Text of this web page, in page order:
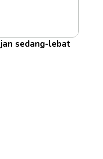
sedang-lebat